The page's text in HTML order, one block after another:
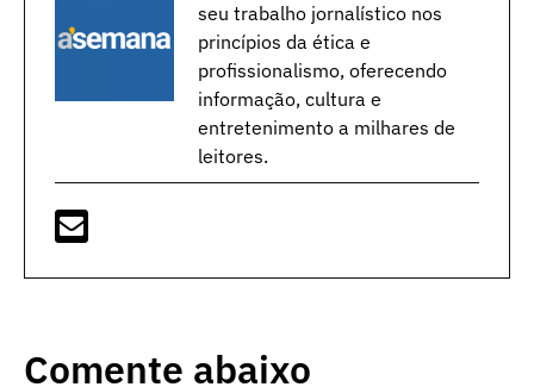
seu trabalho jornalístico nos
princípios da ética e
profissionalismo, oferecendo
informação, cultura e
entretenimento a milhares de
leitores.
Comente abaixo